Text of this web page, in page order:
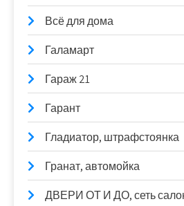
Всё для дома
Галамарт
Гараж 21
Гарант
Гладиатор, штрафстоянка
Гранат, автомойка
ДВЕРИ ОТ И ДО, сеть